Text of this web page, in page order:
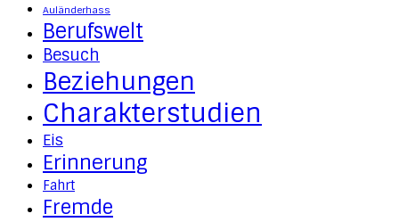
Auländerhass
Berufswelt
Besuch
Beziehungen
Charakterstudien
Eis
Erinnerung
Fahrt
Fremde